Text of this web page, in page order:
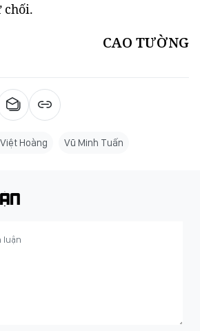
chối.
CAO TƯỜNG
Hoàng Vũ Minh Tuấn